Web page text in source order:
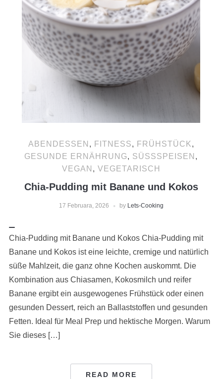
ABENDESSEN , FITNESS, FRÜHSTÜCK,
GESUNDE ERNÄHRUNG, SÜSSSPEISEN
,
VEGAN , VEGETARISCH
Chia-Pudding mit Banane und Kokos
17 Februara, 2026 by Lets-Cooking
Chia-Pudding mit Banane und Kokos Chia-Pudding mit
Banane und Kokos ist eine leichte, cremige und natürlich
süße Mahlzeit, die ganz ohne Kochen auskommt. Die
Kombination aus Chiasamen, Kokosmilch und reifer
Banane ergibt ein ausgewogenes Frühstück oder einen
gesunden Dessert, reich an Ballaststoffen und gesunden
Fetten. Ideal für Meal Prep und hektische Morgen. Warum
Sie dieses […]
READ MORE